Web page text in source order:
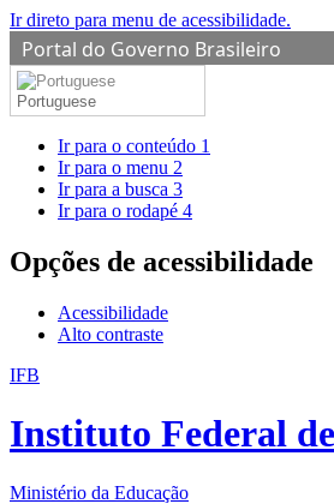
Ir direto para menu de acessibilidade.
Portal do Governo Brasileiro
Portuguese
Ir para o conteúdo 1
Ir para o menu 2
Ir para a busca 3
Ir para o rodapé 4
Opções de acessibilidade
Acessibilidade
Alto contraste
IFB
Instituto Federal
Ministério da Educação